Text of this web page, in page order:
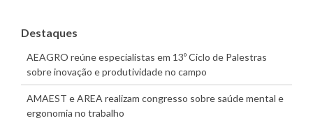
Destaques
AEAGRO reúne especialistas em 13º Ciclo de Palestras
sobre inovação e produtividade no campo
AMAEST e AREA realizam congresso sobre saúde mental e
ergonomia no trabalho